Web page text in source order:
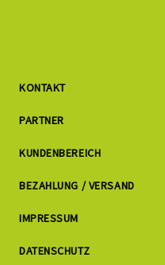
KONTAKT
PARTNER
KUNDENBEREICH
BEZAHLUNG / VERSAND
IMPRESSUM
DATENSCHUTZ